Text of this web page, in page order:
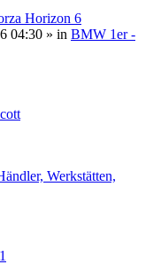
Horizon 6
04:30 » in BMW 1er -
Werkstätten,